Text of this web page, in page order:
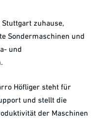
zuhause,
Sondermaschinen und
und
Höfliger steht für
und stellt die
der Maschinen